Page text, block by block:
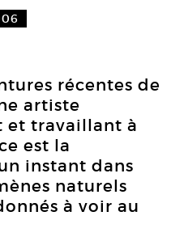
récentes de
artiste
et travaillant à
est la
instant dans
naturels
à voir au